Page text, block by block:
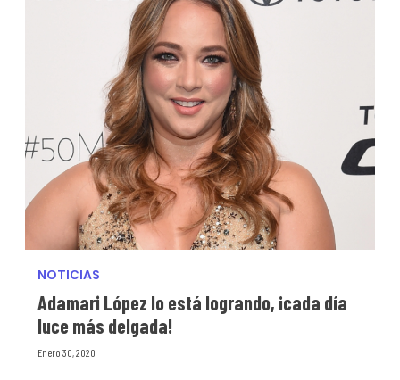
NOTICIAS
Adamari López lo está logrando, ¡cada día
luce más delgada!
Enero 30, 2020